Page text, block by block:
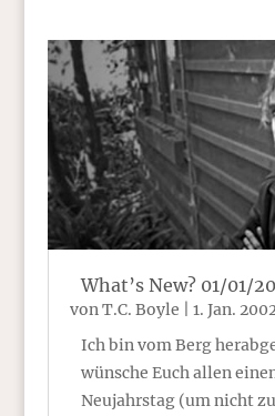
What’s New? 01/01/
vonT.C. Boyle 1. Jan.
Ich bin vom Berg
wünsche Euch allen
Neujahrstag (um nicht